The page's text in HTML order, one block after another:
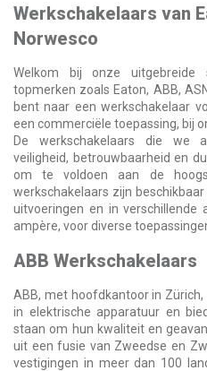
Werkschakelaars van
Norwesco
Welkom bij onze uitgebreide
topmerken zoals Eaton, ABB,
bent naar een werkschakelaar
een commerciële toepassing, bij
De werkschakelaars die we
veiligheid, betrouwbaarheid en
om te voldoen aan de
werkschakelaars zijn
uitvoeringen en in verschillende
ampère, voor diverse
ABB Werkschakelaars
ABB, met hoofdkantoor in
in elektrische apparatuur en
staan om hun kwaliteit en
uit een fusie van Zweedse en
vestigingen in meer dan 100